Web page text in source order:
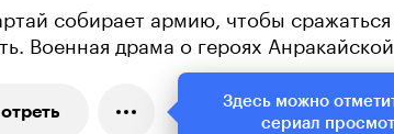
собирает армию, чтобы сражаться
Военная драма о героях
Здесь можно
сериал